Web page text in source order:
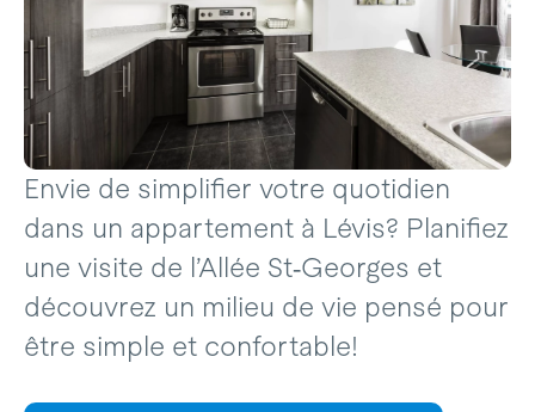
Envie de simplifier votre quotidien
dans un appartement à Lévis? Planifiez
une visite de l’Allée St‑Georges et
découvrez un milieu de vie pensé pour
être simple et confortable!